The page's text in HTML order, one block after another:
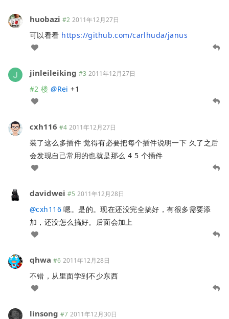
huobazi #2 2011年12月27日
可以看看 https://github.com/carlhuda/janus
jinleileiking #3 2011年12月27日
#2 楼 @Rei +1
cxh116 #4 2011年12月27日
装了这么多插件 觉得有必要把每个插件说明一下 久了之后
会发现自己常用的也就是那么 4 5 个插件
davidwei #5 2011年12月28日
@cxh116嗯。是的。现在还没完全搞好，有很多需要添
加，还没怎么搞好。后面会加上
qhwa #6 2011年12月28日
不错，从里面学到不少东西
linsong #7 2011年12月30日